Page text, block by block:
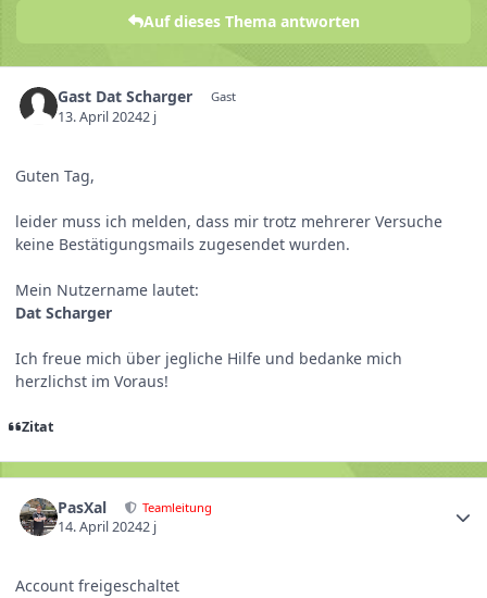
Auf dieses Thema antworten
Gast Dat Scharger Gast
13. April 20242 j
Guten Tag,
leider muss ich melden, dass mir trotz mehrerer Versuche
keine Bestätigungsmails zugesendet wurden.
Mein Nutzername lautet:
Dat Scharger
Ich freue mich über jegliche Hilfe und bedanke mich
herzlichst im Voraus!
Zitat
PasXal Teamleitung
14. April 20242 j
Account freigeschaltet